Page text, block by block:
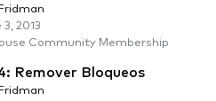
2013
Community Membership
Remover Bloqueos